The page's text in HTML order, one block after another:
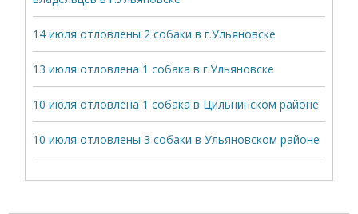
14 июля отловлены 2 собаки в г.Ульяновске
13 июля отловлена 1 собака в г.Ульяновске
10 июля отловлена 1 собака в Цильнинском районе
10 июля отловлены 3 собаки в Ульяновском районе